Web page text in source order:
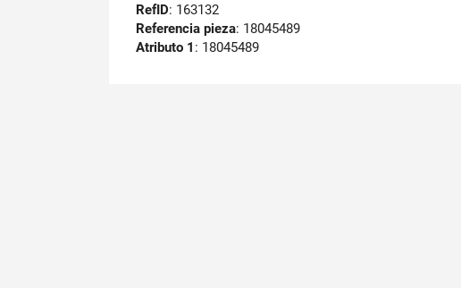
RefID: 163132
Referencia pieza: 18045489
Atributo 1 : 18045489